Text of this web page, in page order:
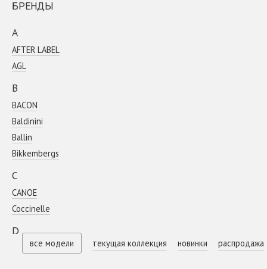
БРЕНДЫ
A
AFTER LABEL
AGL
B
BACON
Baldinini
Ballin
Bikkembergs
C
CANOE
Coсcinelle
D
DIEGO Mвсе модели текущая коллекция новинки распродажа